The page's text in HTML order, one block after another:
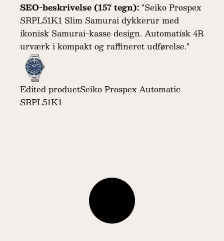
SEO-beskrivelse (157 tegn):"Seiko Prospex
SRPL51K1 Slim Samurai dykkerur med
ikonisk Samurai-kasse design. Automatisk 4R
urværk i kompakt og raffineret udførelse."
Edited productSeiko Prospex Automatic
SRPL51K1